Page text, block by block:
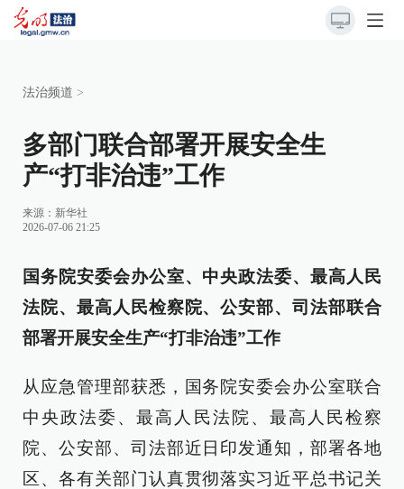
法治频道 >
多部门联合部署开展安全生
产“打非治违”工作
来源： 新华社
2026-07-06 21:25
国务院安委会办公室、中央政法委、最高人民
法院、最高人民检察院、公安部、司法部联合
部署开展安全生产“打非治违”工作
从应急管理部获悉，国务院安委会办公室联合
中央政法委、最高人民法院、最高人民检察
院、公安部、司法部近日印发通知，部署各地
区、各有关部门认真贯彻落实习近平总书记关